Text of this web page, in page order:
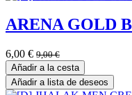
ARENA GOLD
6,00 € 9,00€
Añadir a la cesta
Añadir a lista de deseos